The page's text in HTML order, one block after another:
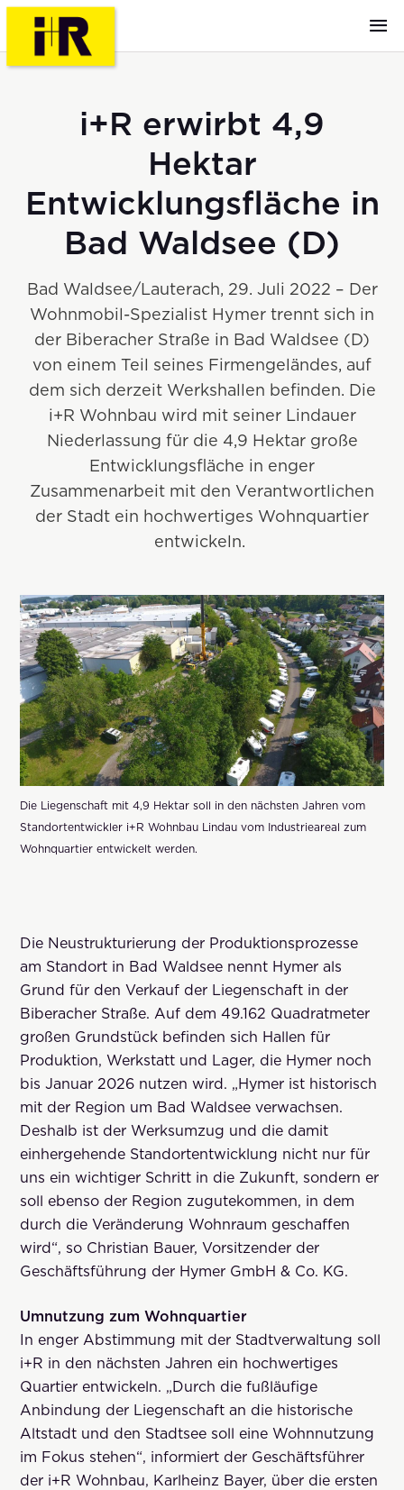
i+R erwirbt 4,9
Hektar
Entwicklungsfläche in
Bad Waldsee (D)
Bad Waldsee/Lauterach, 29. Juli 2022 – Der
Wohnmobil-Spezialist Hymer trennt sich in
der Biberacher Straße in Bad Waldsee (D)
von einem Teil seines Firmengeländes, auf
dem sich derzeit Werkshallen befinden. Die
i+R Wohnbau wird mit seiner Lindauer
Niederlassung für die 4,9 Hektar große
Entwicklungsfläche in enger
Zusammenarbeit mit den Verantwortlichen
der Stadt ein hochwertiges Wohnquartier
entwickeln.
Die Liegenschaft mit 4,9 Hektar soll in den nächsten Jahren vom
Standortentwickler i+R Wohnbau Lindau vom Industrieareal zum
Wohnquartier entwickelt werden.
Die Neustrukturierung der Produktionsprozesse
am Standort in Bad Waldsee nennt Hymer als
Grund für den Verkauf der Liegenschaft in der
Biberacher Straße. Auf dem 49.162 Quadratmeter
großen Grundstück befinden sich Hallen für
Produktion, Werkstatt und Lager, die Hymer noch
bis Januar 2026 nutzen wird. „Hymer ist historisch
mit der Region um Bad Waldsee verwachsen.
Deshalb ist der Werksumzug und die damit
einhergehende Standortentwicklung nicht nur für
uns ein wichtiger Schritt in die Zukunft, sondern er
soll ebenso der Region zugutekommen, in dem
durch die Veränderung Wohnraum geschaffen
wird“, so Christian Bauer, Vorsitzender der
Geschäftsführung der Hymer GmbH & Co. KG.
Umnutzung zum Wohnquartier
In enger Abstimmung mit der Stadtverwaltung soll
i+R in den nächsten Jahren ein hochwertiges
Quartier entwickeln. „Durch die fußläufige
Anbindung der Liegenschaft an die historische
Altstadt und den Stadtsee soll eine Wohnnutzung
im Fokus stehen“, informiert der Geschäftsführer
der i+R Wohnbau, Karlheinz Bayer, über die ersten